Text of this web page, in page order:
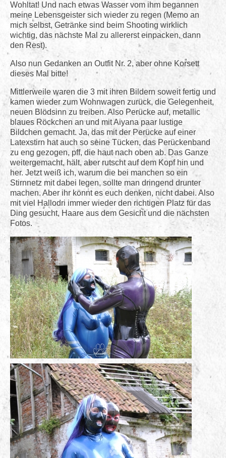
Wohltat! Und nach etwas Wasser vom ihm begannen
meine Lebensgeister sich wieder zu regen (Memo an
mich selbst, Getränke sind beim Shooting wirklich
wichtig, das nächste Mal zu allererst einpacken, dann
den Rest).
Also nun Gedanken an Outfit Nr. 2, aber ohne Korsett
dieses Mal bitte!
Mittlerweile waren die 3 mit ihren Bildern soweit fertig und
kamen wieder zum Wohnwagen zurück, die Gelegenheit,
neuen Blödsinn zu treiben. Also Perücke auf, metallic
blaues Röckchen an und mit Aiyana paar lustige
Bildchen gemacht. Ja, das mit der Perücke auf einer
Latexstirn hat auch so seine Tücken, das Perückenband
zu eng gezogen, pff, die haut nach oben ab. Das Ganze
weitergemacht, hält, aber rutscht auf dem Kopf hin und
her. Jetzt weiß ich, warum die bei manchen so ein
Stirnnetz mit dabei legen, sollte man dringend drunter
machen. Aber ihr könnt es euch denken, nicht dabei. Also
mit viel Hallodri immer wieder den richtigen Platz für das
Ding gesucht, Haare aus dem Gesicht und die nächsten
Fotos.